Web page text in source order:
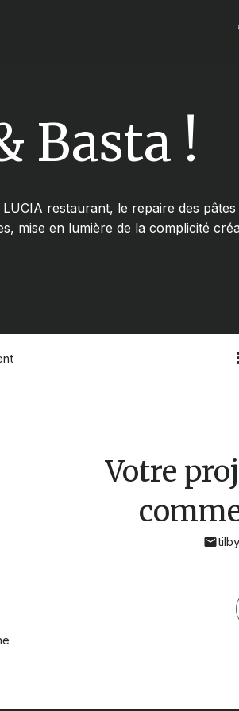
Basta !
restaurant, le repaire des
mise en lumière de la complicité
Votre